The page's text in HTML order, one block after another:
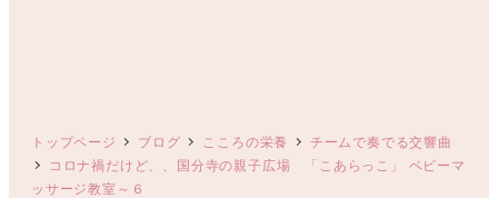
トップページ ブログ こころの栄養
チームで奏でる交響曲
コロナ禍だけど、、国分寺の親子広場 「こあらっこ」 ベビーマ
ッサージ教室～６